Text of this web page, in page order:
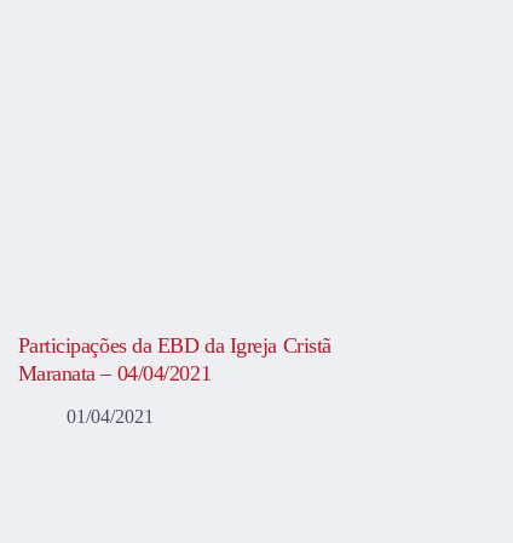
Participações da EBD da Igreja Cristã
Maranata – 04/04/2021
01/04/2021